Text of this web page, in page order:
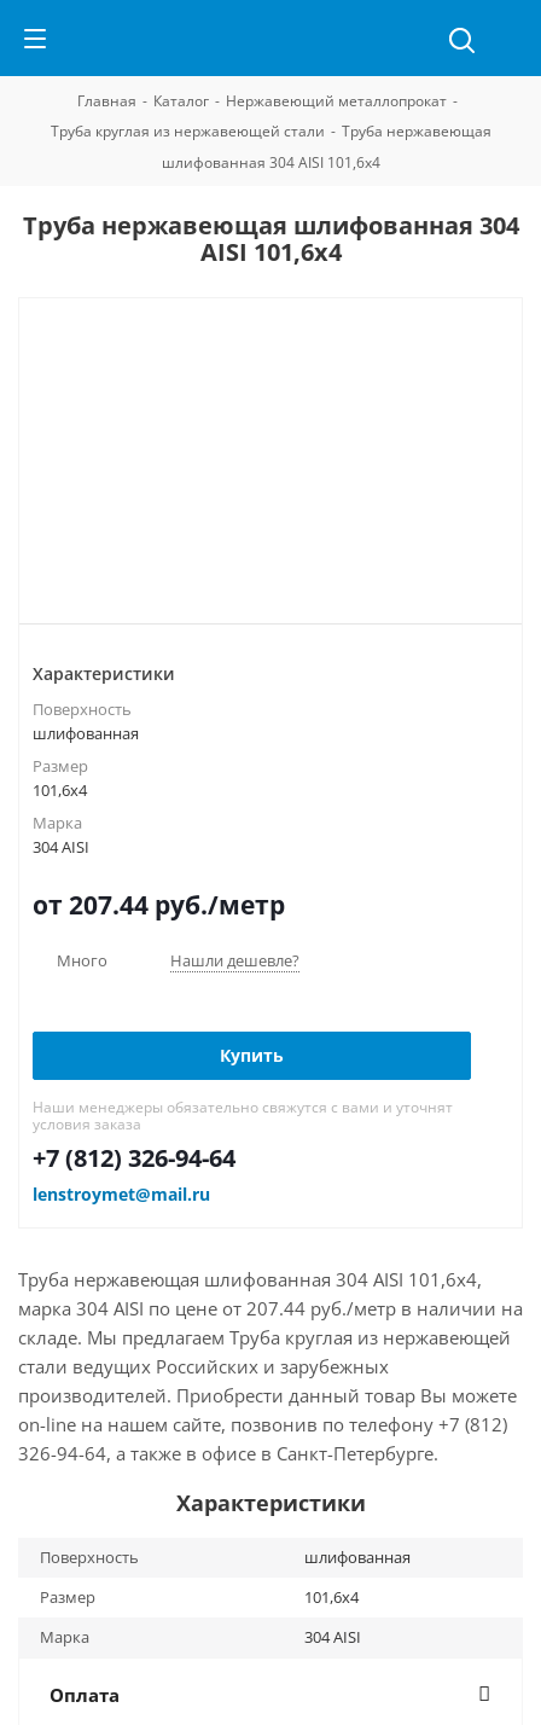
Главная - Каталог - Нержавеющий металлопрокат -
Труба круглая из нержавеющей стали - Труба нержавеющая
шлифованная 304 AISI 101,6х4
Труба нержавеющая шлифованная 304
AISI 101,6х4
Характеристики
Поверхность
шлифованная
Размер
101,6х4
Марка
304 AISI
от 207.44 руб./метр
Много Нашли дешевле?
Купить
Наши менеджеры обязательно свяжутся с вами и уточнят
условия заказа
+7 (812) 326-94-64
lenstroymet@mail.ru
Труба нержавеющая шлифованная 304 AISI 101,6х4,
марка 304 AISI по цене от 207.44 руб./метр в наличии на
складе. Мы предлагаем Труба круглая из нержавеющей
стали ведущих Российских и зарубежных
производителей. Приобрести данный товар Вы можете
on-line на нашем сайте, позвонив по телефону +7 (812)
326-94-64, а также в офисе в Санкт-Петербурге.
Характеристики
Поверхность
шлифованная
Размер
101,6х4
Марка
304 AISI
Оплата